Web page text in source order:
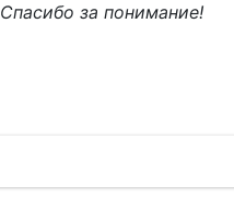
Спасибо за понимание!